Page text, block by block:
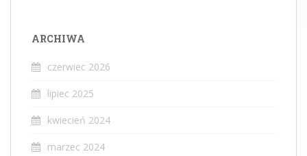
ARCHIWA
czerwiec 2026
lipiec 2025
kwiecień 2024
marzec 2024